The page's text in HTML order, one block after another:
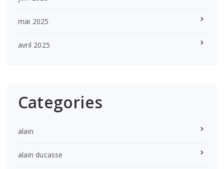
mai 2025
avril 2025
Categories
alain
alain ducasse